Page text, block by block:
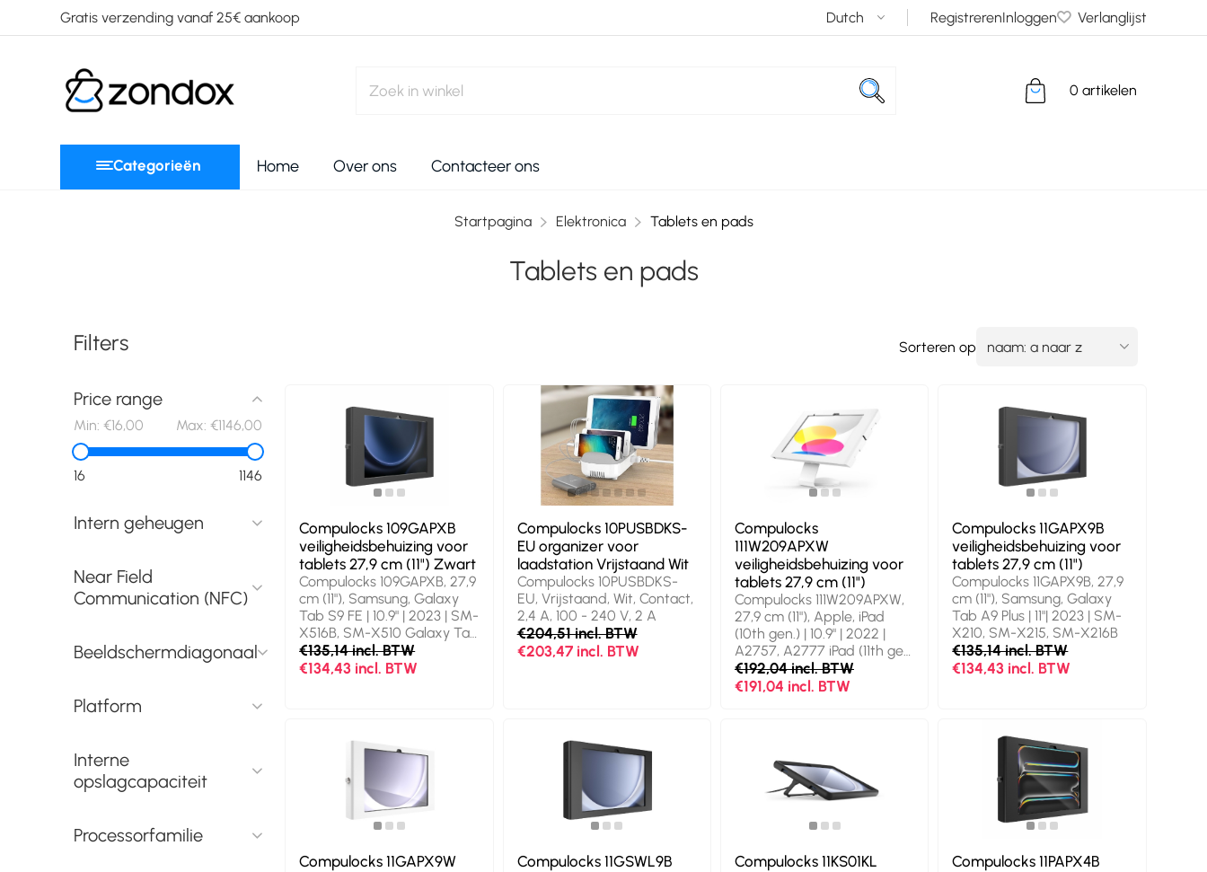
Gratis verzending vanaf 25€ aankoop RegistrerenInloggen Verlanglijst
0 artikelen
Categorieën Home Over ons Contacteer ons
Startpagina Elektronica Tablets en pads
Filters
Price range
Min: €16,00 Max: €1146,00
16 1146
Intern geheugen
Near Field
Communication (NFC)
Beeldschermdiagonaal
Platform
Interne
opslagcapaciteit
Processorfamilie
Tablets en pads
Sorteren op
Compulocks 109GAPXB
veiligheidsbehuizing voor
tablets 27,9 cm (11") Zwart
Compulocks 109GAPXB, 27,9
cm (11"), Samsung, Galaxy
Tab S9 FE | 10.9" | 2023 | SM-
X516B, SM-X510 Galaxy Tab
S9 | 11"| 2023 | SM-X716B,
SM-X710, 27,7 cm (10.9"),
€135,14 incl. BTW
€134,43 incl. BTW
Compulocks 10PUSBDKS-
EU organizer voor
laadstation Vrijstaand Wit
Compulocks 10PUSBDKS-
EU, Vrijstaand, Wit, Contact,
2,4 A, 100 - 240 V, 2 A
€204,51 incl. BTW
€203,47 incl. BTW
Compulocks
111W209APXW
veiligheidsbehuizing voor
tablets 27,9 cm (11")
Compulocks 111W209APXW,
27,9 cm (11"), Apple, iPad
(10th gen.) | 10.9" | 2022 |
A2757, A2777 iPad (11th gen.
A16) | 11" | 2025 | A3355,
A3356
€192,04 incl. BTW
€191,04 incl. BTW
Compulocks 11GAPX9B
veiligheidsbehuizing voor
tablets 27,9 cm (11")
Compulocks 11GAPX9B, 27,9
cm (11"), Samsung, Galaxy
Tab A9 Plus | 11"| 2023 | SM-
X210, SM-X215, SM-X216B
€135,14 incl. BTW
€134,43 incl. BTW
Compulocks 11GAPX9W
Compulocks 11GSWL9B
Compulocks 11KS01KL
Compulocks 11PAPX4B